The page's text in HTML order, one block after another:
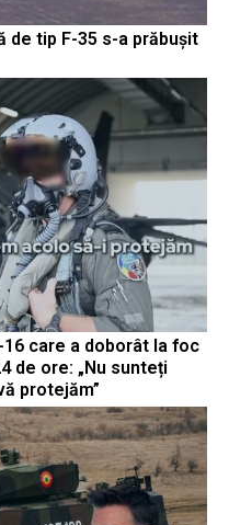
de tip F-35 s-a prăbușit
care a doborât la foc
de ore: „Nu sunteți
protejăm”